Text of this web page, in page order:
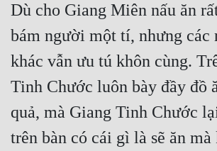
Dù cho Giang Miên nấu ăn
bám người một tí, nhưng các
khác vẫn ưu tú khôn cùng.
Tinh Chước luôn bày đầy đồ
quả, mà Giang Tinh Chước
trên bàn có cái gì là sẽ ăn mà